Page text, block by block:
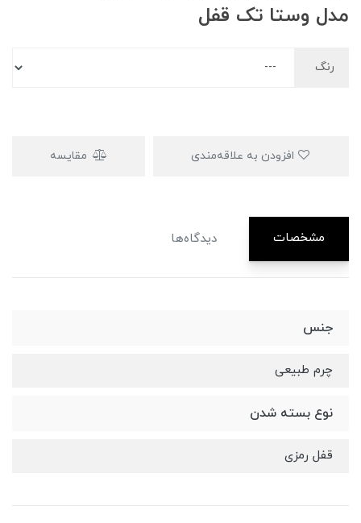
مدل وستا تک قفل
رنگ
مقایسه
مشخصات دیدگاه‌ها
جنس
چرم طبیعی
نوع بسته شدن
قفل رمزی